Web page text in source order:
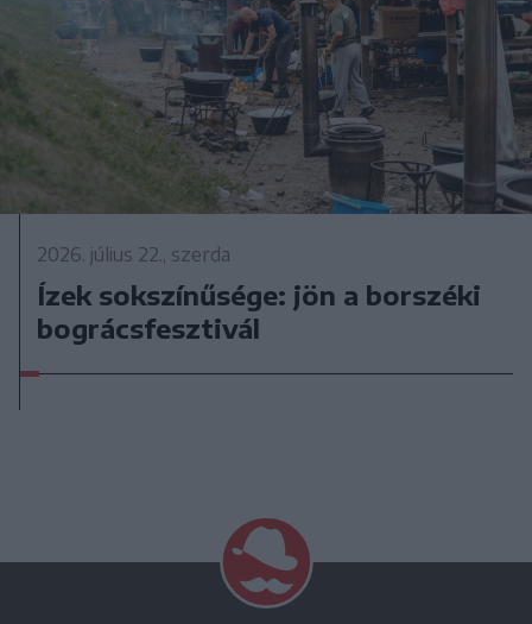
2026. július 22., szerda
Ízek sokszínűsége: jön a borszéki
bográcsfesztivál